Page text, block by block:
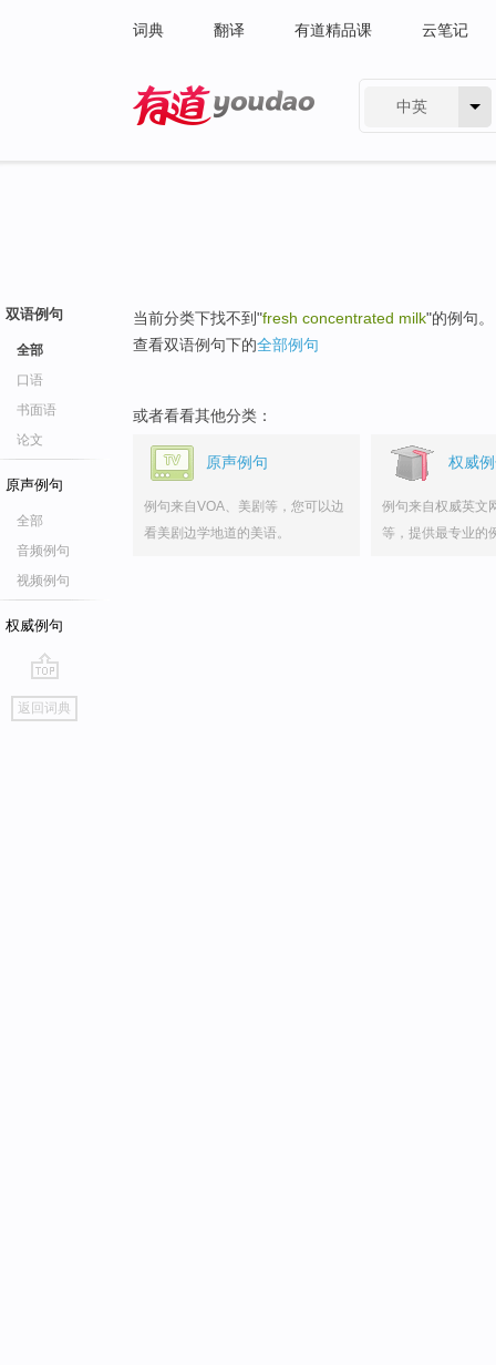
词典 翻译 有道精品课 云笔记
中英
双语例句
全部
口语
书面语
论文
原声例句
全部
音频例句
视频例句
权威例句
go
top
返回词典
当前分类下找不到"fresh concentrated milk"的例句。
查看双语例句下的全部例句
或者看看其他分类：
原声例句
例句来自VOA、美剧等，您可以边
看美剧边学地道的美语。
权威
例句来自权威英文
等，提供最专业的